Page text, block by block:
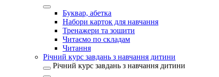
Буквар, абетка
Набори карток для навчання
Тренажери та зошити
Читаємо по складам
Читання
Річний курс завдань з навчання дитини
Річний курс завдань з навчання дитини